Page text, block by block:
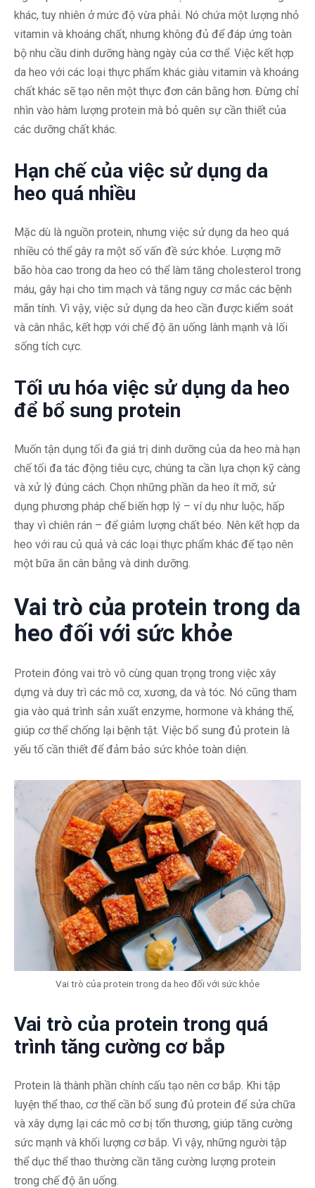
khác, tuy nhiên ở mức độ vừa phải. Nó chứa một lượng nhỏ
vitamin và khoáng chất, nhưng không đủ để đáp ứng toàn
bộ nhu cầu dinh dưỡng hàng ngày của cơ thể. Việc kết hợp
da heo với các loại thực phẩm khác giàu vitamin và khoáng
chất khác sẽ tạo nên một thực đơn cân bằng hơn. Đừng chỉ
nhìn vào hàm lượng protein mà bỏ quên sự cần thiết của
các dưỡng chất khác.
Hạn chế của việc sử dụng da
heo quá nhiều
Mặc dù là nguồn protein, nhưng việc sử dụng da heo quá
nhiều có thể gây ra một số vấn đề sức khỏe. Lượng mỡ
bão hòa cao trong da heo có thể làm tăng cholesterol trong
máu, gây hại cho tim mạch và tăng nguy cơ mắc các bệnh
mãn tính. Vì vậy, việc sử dụng da heo cần được kiểm soát
và cân nhắc, kết hợp với chế độ ăn uống lành mạnh và lối
sống tích cực.
Tối ưu hóa việc sử dụng da heo
để bổ sung protein
Muốn tận dụng tối đa giá trị dinh dưỡng của da heo mà hạn
chế tối đa tác động tiêu cực, chúng ta cần lựa chọn kỹ càng
và xử lý đúng cách. Chọn những phần da heo ít mỡ, sử
dụng phương pháp chế biến hợp lý – ví dụ như luộc, hấp
thay vì chiên rán – để giảm lượng chất béo. Nên kết hợp da
heo với rau củ quả và các loại thực phẩm khác để tạo nên
một bữa ăn cân bằng và dinh dưỡng.
Vai trò của protein trong da
heo đối với sức khỏe
Protein đóng vai trò vô cùng quan trọng trong việc xây
dựng và duy trì các mô cơ, xương, da và tóc. Nó cũng tham
gia vào quá trình sản xuất enzyme, hormone và kháng thể,
giúp cơ thể chống lại bệnh tật. Việc bổ sung đủ protein là
yếu tố cần thiết để đảm bảo sức khỏe toàn diện.
Vai trò của protein trong da heo đối với sức khỏe
Vai trò của protein trong quá
trình tăng cường cơ bắp
Protein là thành phần chính cấu tạo nên cơ bắp. Khi tập
luyện thể thao, cơ thể cần bổ sung đủ protein để sửa chữa
và xây dựng lại các mô cơ bị tổn thương, giúp tăng cường
sức mạnh và khối lượng cơ bắp. Vì vậy, những người tập
thể dục thể thao thường cần tăng cường lượng protein
trong chế độ ăn uống.